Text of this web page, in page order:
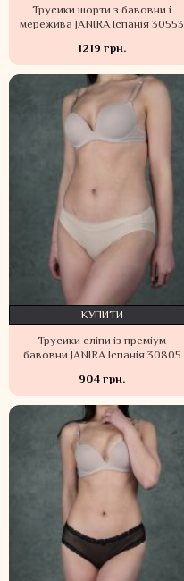
Трусики шорти з бавовни і
мережива JANIRA Іспанія 30553
1219 грн.
Трусики сліпи із преміум
бавовни JANIRA Іспанія 30805
904 грн.
КУПИТИ